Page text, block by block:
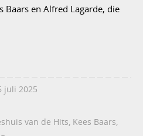
Baars en Alfred Lagarde, die
juli 2025
van de Hits, Kees Baars,